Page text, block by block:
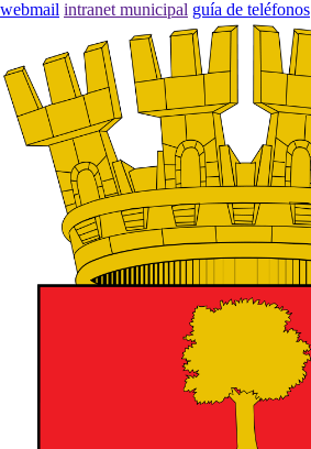
webmail intranet municipal guía de teléfonos